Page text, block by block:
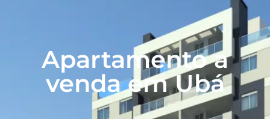
Apartamento a
venda em Ubá